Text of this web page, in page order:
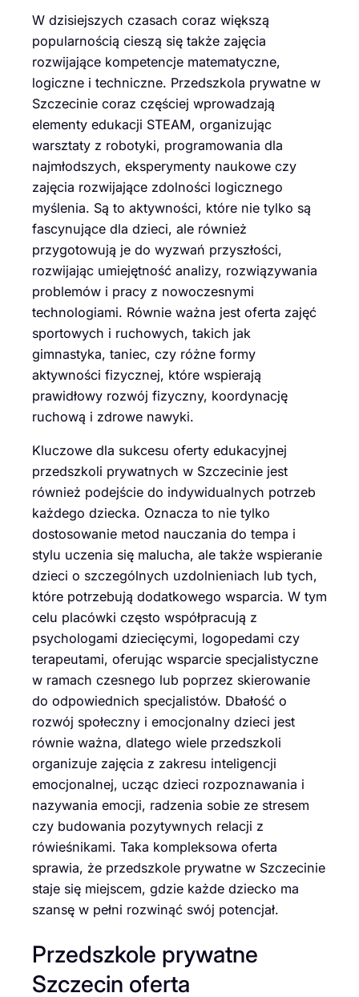
W dzisiejszych czasach coraz większą
popularnością cieszą się także zajęcia
rozwijające kompetencje matematyczne,
logiczne i techniczne. Przedszkola prywatne w
Szczecinie coraz częściej wprowadzają
elementy edukacji STEAM, organizując
warsztaty z robotyki, programowania dla
najmłodszych, eksperymenty naukowe czy
zajęcia rozwijające zdolności logicznego
myślenia. Są to aktywności, które nie tylko są
fascynujące dla dzieci, ale również
przygotowują je do wyzwań przyszłości,
rozwijając umiejętność analizy, rozwiązywania
problemów i pracy z nowoczesnymi
technologiami. Równie ważna jest oferta zajęć
sportowych i ruchowych, takich jak
gimnastyka, taniec, czy różne formy
aktywności fizycznej, które wspierają
prawidłowy rozwój fizyczny, koordynację
ruchową i zdrowe nawyki.
Kluczowe dla sukcesu oferty edukacyjnej
przedszkoli prywatnych w Szczecinie jest
również podejście do indywidualnych potrzeb
każdego dziecka. Oznacza to nie tylko
dostosowanie metod nauczania do tempa i
stylu uczenia się malucha, ale także wspieranie
dzieci o szczególnych uzdolnieniach lub tych,
które potrzebują dodatkowego wsparcia. W tym
celu placówki często współpracują z
psychologami dziecięcymi, logopedami czy
terapeutami, oferując wsparcie specjalistyczne
w ramach czesnego lub poprzez skierowanie
do odpowiednich specjalistów. Dbałość o
rozwój społeczny i emocjonalny dzieci jest
równie ważna, dlatego wiele przedszkoli
organizuje zajęcia z zakresu inteligencji
emocjonalnej, ucząc dzieci rozpoznawania i
nazywania emocji, radzenia sobie ze stresem
czy budowania pozytywnych relacji z
rówieśnikami. Taka kompleksowa oferta
sprawia, że przedszkole prywatne w Szczecinie
staje się miejscem, gdzie każde dziecko ma
szansę w pełni rozwinąć swój potencjał.
Przedszkole prywatne
Szczecin oferta